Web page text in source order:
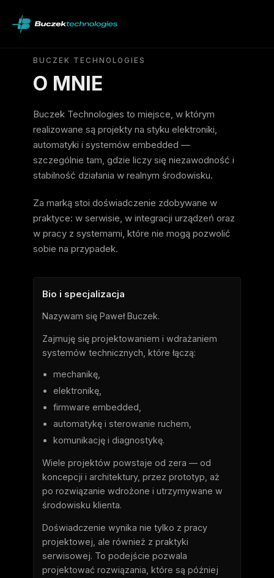
BUCZEK TECHNOLOGIES
O MNIE
Buczek Technologies to miejsce, w którym
realizowane są projekty na styku elektroniki,
automatyki i systemów embedded —
szczególnie tam, gdzie liczy się niezawodność i
stabilność działania w realnym środowisku.
Za marką stoi doświadczenie zdobywane w
praktyce: w serwisie, w integracji urządzeń oraz
w pracy z systemami, które nie mogą pozwolić
sobie na przypadek.
Bio i specjalizacja
Nazywam się Paweł Buczek.
Zajmuję się projektowaniem i wdrażaniem
systemów technicznych, które łączą:
mechanikę,
elektronikę,
firmware embedded,
automatykę i sterowanie ruchem,
komunikację i diagnostykę.
Wiele projektów powstaje od zera — od
koncepcji i architektury, przez prototyp, aż
po rozwiązanie wdrożone i utrzymywane w
środowisku klienta.
Doświadczenie wynika nie tylko z pracy
projektowej, ale również z praktyki
serwisowej. To podejście pozwala
projektować rozwiązania, które są później